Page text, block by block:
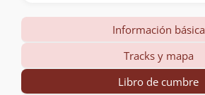
Información básica
Tracks y mapa
Libro de cumbre